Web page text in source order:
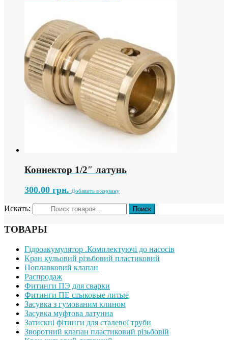
Коннектор 1/2″ латунь
300.00 грн. Добавить в корзину
Искать:
ТОВАРЫ
Гідроакумулятор .Комплектуючі до насосів
Кран кульовий різьбовий пластиковий
Поплавковий клапан
Распродаж
Фитинги ПЭ для сварки
Фитинги ПЕ стыковые литые
Засувка з гумованим клином
Засувка муфтова латунна
Затискні фітинги для сталевої труби
Зворотний клапан пластиковий різьбовій